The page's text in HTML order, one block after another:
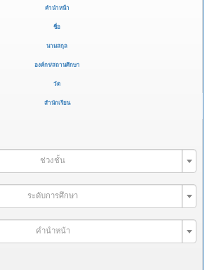
คำนำหน้า
ชื่อ
นามสกุล
องค์กร/สถานศึกษา
วัด
สำนักเรียน
ช่วงชั้น
ระดับการศึกษา
คำนำหน้า